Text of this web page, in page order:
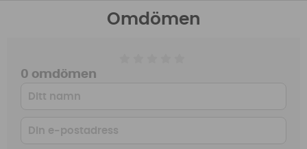
Omdömen
0 omdömen